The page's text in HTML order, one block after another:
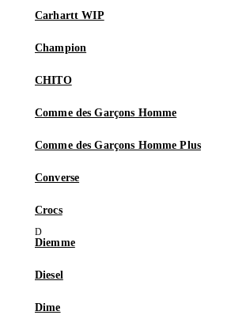
Carhartt WIP
Champion
CHITO
Comme des Garçons Homme
Comme des Garçons Homme Plus
Converse
Crocs
Diemme
Diesel
Dime